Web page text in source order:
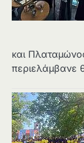
και
περιελάμβανε